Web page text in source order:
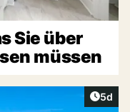
Sie über
müssen
5d